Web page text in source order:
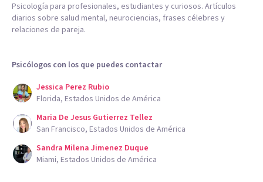
Psicología para profesionales, estudiantes y curiosos. Artículos
diarios sobre salud mental, neurociencias, frases célebres y
relaciones de pareja.
Psicólogos con los que puedes contactar
Jessica Perez Rubio
Florida, Estados Unidos de América
Maria De Jesus Gutierrez Tellez
San Francisco, Estados Unidos de América
Sandra Milena Jimenez Duque
Miami, Estados Unidos de América